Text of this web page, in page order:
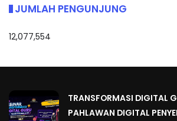
JUMLAH PENGUNJUNG
12,077,554
TRANSFORMASI DIGITAL
PAHLAWAN DIGITAL